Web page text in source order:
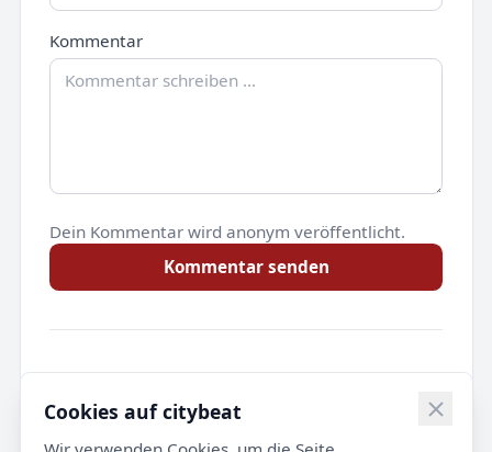
Kommentar
Dein Kommentar wird anonym veröffentlicht.
Kommentar senden
Noch keine Kommentare.
Cookies auf citybeat